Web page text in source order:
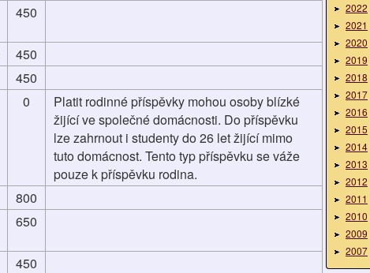
2022
2021
2020
2019
2018
2017
2016
2015
2014
2013
2012
2011
2010
2009
2007
450
450
450
0
Platit rodinné příspěvky mohou osoby blízké
žijící ve společné domácnosti. Do příspěvku
lze zahrnout i studenty do 26 let žijící mimo
tuto domácnost. Tento typ příspěvku se váže
pouze k příspěvku rodina.
800
650
450